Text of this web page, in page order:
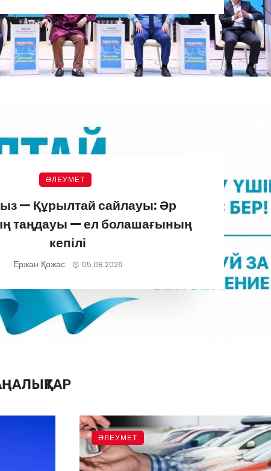
ӘЛЕУМЕТ
— Құрылтай сайлауы: Әр
таңдауы — ел болашағының
кепілі
Ержан Қожас 05.08.2026
ӘЛЕУМЕТ